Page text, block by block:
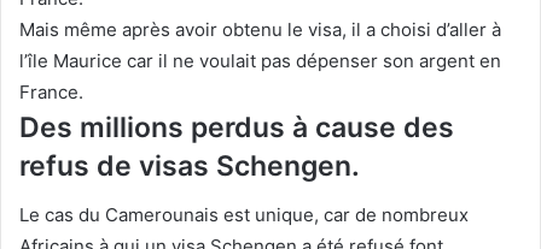
Mais même après avoir obtenu le visa, il a choisi d’aller à
l’île Maurice car il ne voulait pas dépenser son argent en
France.
Des millions perdus à cause des
refus de visas Schengen.
Le cas du Camerounais est unique, car de nombreux